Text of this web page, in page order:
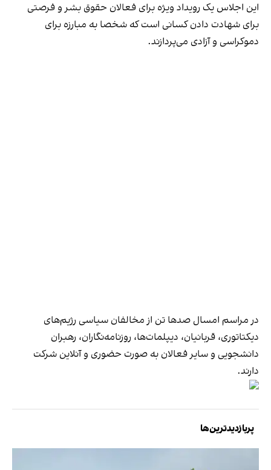
این اجلاس یک رویداد ویژه برای فعالان حقوق بشر و فرصتی
برای شهادت دادن کسانی است که شخصا به مبارزه برای
دموکراسی و آزادی می‌پردازند.
در مراسم امسال صدها تن از مخالفان سیاسی رژیم‌های
دیکتاتوری، قربانیان، دیپلمات‌ها، روزنامه‌نگاران، رهبران
دانشجویی و سایر فعالان به صورت حضوری و آنلاین شرکت
دارند.
پربازدیدترین‌ها